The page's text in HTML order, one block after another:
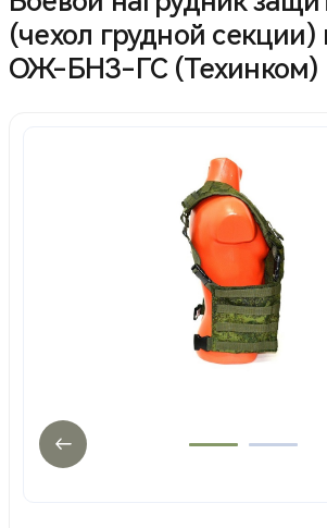
(чехол грудной
ОЖ-БНЗ-ГС (Техинком)